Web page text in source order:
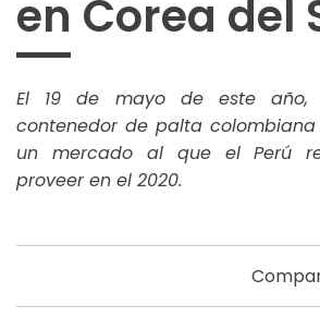
en Corea del
El 19 de mayo de este año,
contenedor de palta colombiana
un mercado al que el Perú
proveer en el 2020.